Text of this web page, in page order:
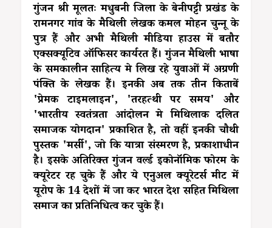
गुंजन श्री मूलतः मधुबनी जिला के बेनीपट्टी प्रखंड के
रामनगर गांव के मैथिली लेखक कमल मोहन चुन्नू के
पुत्र हैं और अभी मैथिली मीडिया हाउस में बतौर
एक्सक्यूटिव ऑफिसर कार्यरत हैं। गुंजन मैथिली भाषा
के समकालीन साहित्य मे लिख रहे युवाओं में अग्रणी
पंक्ति के लेखक हैं। इनकी अब तक तीन किताबें
'प्रेमक टाइमलाइन', 'तरहत्थी पर समय' और
'भारतीय स्वतंत्रता आंदोलन मे मिथिलाक दलित
समाजक योगदान' प्रकाशित है, तो वहीं इनकी चौथी
पुस्तक 'मर्सी', जो कि यात्रा संस्मरण है, प्रकाशाधीन
है। इसके अतिरिक्त गुंजन वर्ल्ड इकोनॉमिक फोरम के
क्यूरेटर रह चुके हैं और ये एनुअल क्यूरेटर्स मीट में
यूरोप के 14 देशों में जा कर भारत देश सहित मिथिला
समाज का प्रतिनिधित्व कर चुके हैं।